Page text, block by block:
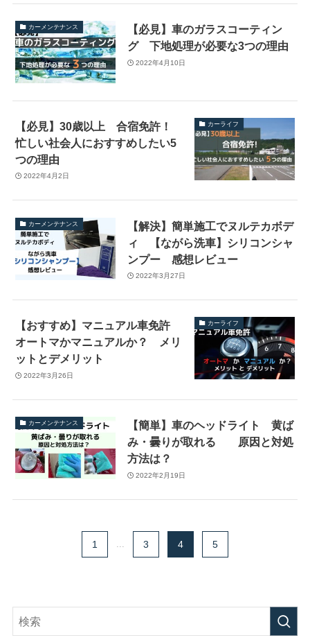
カーメンテナンス
【必見】車のガラスコーティン
グ 下地処理が必要な3つの理由
2022年4月10日
カーライフ
【必見】30歳以上 合宿免許！
忙しい社会人におすすめしたい5
つの理由
2022年4月2日
カーメンテナンス
【解決】簡単施工でヌルテカボデ
ィ 【ながら洗車】シリコンシャ
ンプー 感想レビュー
2022年3月27日
カーライフ
【おすすめ】マニュアル車免許
オートマかマニュアルか？ メリ
ットとデメリット
2022年3月26日
カーメンテナンス
【簡単】車のヘッドライト 黄ば
み・曇りが取れる 原因と対処
方法は？
2022年2月19日
1 ... 3 4 5